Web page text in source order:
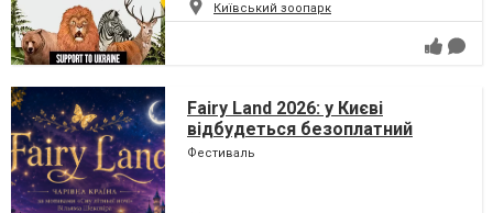
Київський зоопарк
Fairy Land 2026: у Києві
відбудеться безоплатний
сімейний фестиваль, який
Фестиваль